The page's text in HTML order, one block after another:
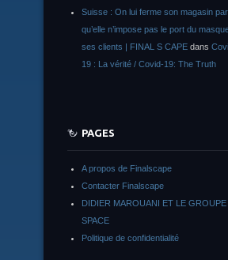
Suisse : On lui ferme son magasin
qu’elle n’impose pas le port du
ses clients | FINAL S CAPE dans
19 : La vérité / Covid-19: The Truth
PAGES
A propos de Finalscape
Contacter Finalscape
DIDIER MAROUANI ET LE GROUPE
SPACE
Politique de confidentialité